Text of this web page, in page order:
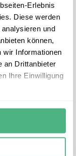
Erlebnis
Diese werden
und
können,
wir Informationen
an Drittanbieter
Ihre Einwilligung